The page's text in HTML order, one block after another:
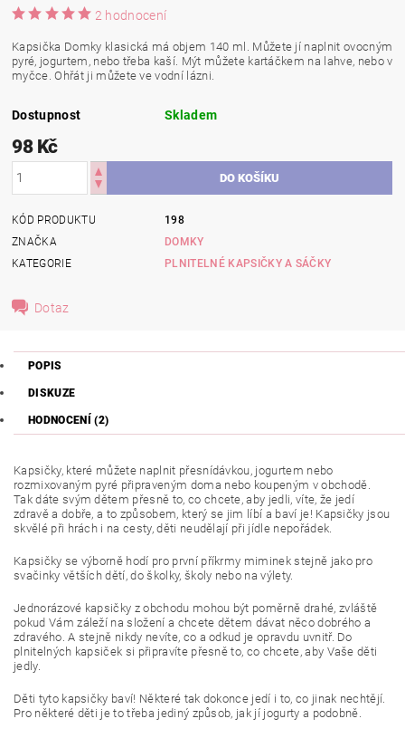
2 hodnocení
Kapsička Domky klasická má objem 140 ml. Můžete jí naplnit ovocným
pyré, jogurtem, nebo třeba kaší. Mýt můžete kartáčkem na lahve, nebo v
myčce. Ohřát ji můžete ve vodní lázni.
Dostupnost Skladem
98 Kč
KÓD PRODUKTU
198
ZNAČKA
DOMKY
KATEGORIE
PLNITELNÉ KAPSIČKY A SÁČKY
Dotaz
POPIS
DISKUZE
HODNOCENÍ (2)
Kapsičky, které můžete naplnit přesnídávkou, jogurtem nebo
rozmixovaným pyré připraveným doma nebo koupeným v obchodě.
Tak dáte svým dětem přesně to, co chcete, aby jedli, víte, že jedí
zdravě a dobře, a to způsobem, který se jim líbí a baví je! Kapsičky jsou
skvělé při hrách i na cesty, děti neudělají při jídle nepořádek.
Kapsičky se výborně hodí pro první příkrmy miminek stejně jako pro
svačinky větších dětí, do školky, školy nebo na výlety.
Jednorázové kapsičky z obchodu mohou být poměrně drahé, zvláště
pokud Vám záleží na složení a chcete dětem dávat něco dobrého a
zdravého. A stejně nikdy nevíte, co a odkud je opravdu uvnitř. Do
plnitelných kapsiček si připravíte přesně to, co chcete, aby Vaše děti
jedly.
Děti tyto kapsičky baví! Některé tak dokonce jedí i to, co jinak nechtějí.
Pro některé děti je to třeba jediný způsob, jak jí jogurty a podobně.